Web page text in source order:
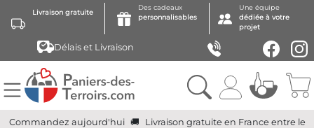
Livraison gratuite
Des cadeaux
personnalisables
Une équipe
dédiée à votre
projet
Délais et Livraison
Commandez aujourd'hui Livraison gratuite en France entre le